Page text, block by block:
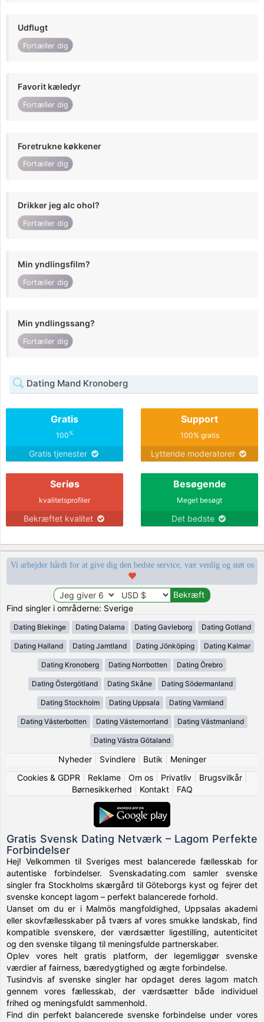
Udflugt
Fortæller dig
Favorit kæledyr
Fortæller dig
Foretrukne køkkener
Fortæller dig
Drikker jeg alc ohol?
Fortæller dig
Min yndlingsfilm?
Fortæller dig
Min yndlingssang?
Fortæller dig
Dating Mand Kronoberg
Gratis
100%
Gratis tjenester
Support
100% gratis
Lyttende moderatorer
Seriøs
kvalitetsprofiler
Bekræftet kvalitet
Besøgende
Meget besøgt
Det bedste
Vi arbejder hårdt for at give dig den bedste service, vær venlig og støt os
Find singler i områderne: Sverige
Dating Blekinge Dating Dalarna Dating Gavleborg Dating Gotland
Dating Halland Dating Jamtland Dating Jönköping Dating Kalmar
Dating Kronoberg Dating Norrbotten Dating Örebro
Dating Östergötland Dating Skåne Dating Södermanland
Dating Stockholm Dating Uppsala Dating Varmland
Dating Västerbotten Dating Västernorrland Dating Västmanland
Dating Västra Götaland
Nyheder| Svindlere| Butik
Meninger
Cookies & GDPR
Reklame| Om os| Privatliv| Brugsvilkår|
Børnesikkerhed
Kontakt| FAQ
Gratis Svensk Dating Netværk – Lagom Perfekte
Forbindelser
Hej! Velkommen til Sveriges mest balancerede fællesskab for
autentiske forbindelser. Svenskadating.com samler svenske
singler fra Stockholms skærgård til Göteborgs kyst og fejrer det
svenske koncept lagom – perfekt balancerede forhold.
Uanset om du er i Malmös mangfoldighed, Uppsalas akademi
eller skovfællesskaber på tværs af vores smukke landskab, find
kompatible svenskere, der værdsætter ligestilling, autenticitet
og den svenske tilgang til meningsfulde partnerskaber.
Oplev vores helt gratis platform, der legemliggør svenske
værdier af fairness, bæredygtighed og ægte forbindelse.
Tusindvis af svenske singler har opdaget deres lagom match
gennem vores fællesskab, der værdsætter både individuel
frihed og meningsfuldt sammenhold.
Find din perfekt balancerede svenske forbindelse under vores